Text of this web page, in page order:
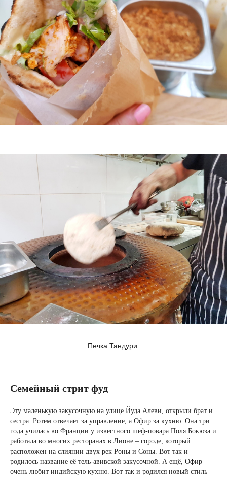
Печка Тандури.
Семейный стрит фуд
Эту маленькую закусочную на улице Йуда Алеви, открыли брат и
сестра. Ротем отвечает за управление, а Офир за кухню. Она три
года училась во Франции у известного шеф-повара Поля Бокюза и
работала во многих ресторанах в Лионе – городе, который
расположен на слиянии двух рек Роны и Соны. Вот так и
родилось название её тель-авивской закусочной. А ещё, Офир
очень любит индийскую кухню. Вот так и родился новый стиль